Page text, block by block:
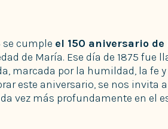
se cumple el 150 aniversario
de María. Ese día de 1875 fue
marcada por la humildad, la fe
este aniversario, se nos invita a
vez más profundamente en el